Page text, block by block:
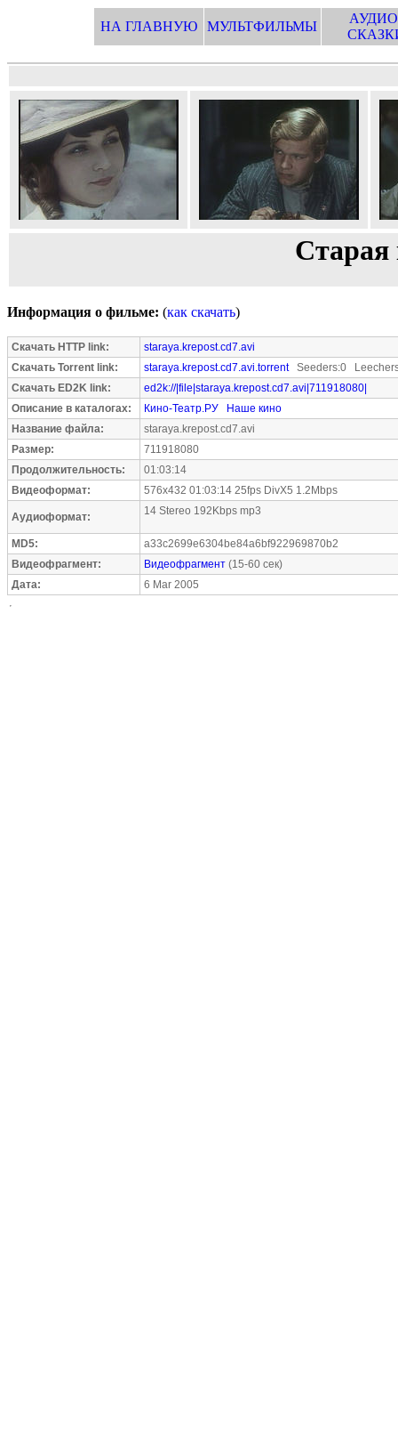
НА ГЛАВНУЮ МУЛЬТФИЛЬМЫ
Старая
Информация о фильме: (как скачать)
Скачать HTTP link:
staraya.krepost.cd7.avi
Скачать Torrent link:
staraya.krepost.cd7.avi.torrentSeeders:0
Скачать ED2K link:
ed2k://|file|staraya.krepost.cd7.avi|711918080|
Описание в каталогах:
Кино-Театр.РУ
Наше кино
Название файла:
staraya.krepost.cd7.avi
Размер:
711918080
Продолжительность:
01:03:14
Видеоформат:
576x432 01:03:14 25fps DivX5 1.2Mbps
Аудиоформат: 14 Stereo 192Kbps mp3
MD5:
a33c2699e6304be84a6bf922969870b2
Видеофрагмент:
Видеофрагмент (15-60 сек)
Дата:
6 Mar 2005